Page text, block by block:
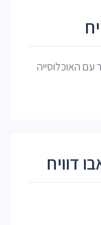
עם האוכלוסייה
דוויח